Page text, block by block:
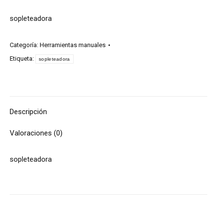
sopleteadora
Categoría: Herramientas manuales
Etiqueta:
sopleteadora
Descripción
Valoraciones (0)
sopleteadora